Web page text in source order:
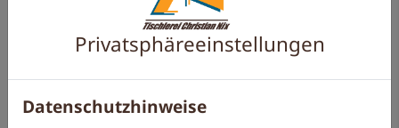
Unsere breite Palette
an Leistungen umfasst:
Maßanfertigungen für Dachschrägen:
Privatsphäre­einstellungen
Datenschutzhinweise